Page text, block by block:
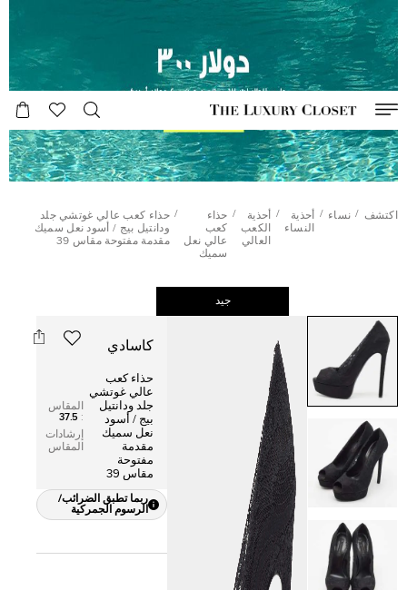
اكتشف / نساء /
أحذية
النساء
/
أحذية
الكعب
العالي
/ حذاء
كعب
عالي نعل
سميك
/ حذاء كعب عالي غوتشي جلد
ودانتيل بيج / أسود نعل سميك
مقدمة مفتوحة مقاس 39
جيد
كاسادي
حذاء كعب
عالي غوتشي
جلد ودانتيل
بيج / أسود
نعل سميك
مقدمة
مفتوحة
مقاس 39
المقاس
:
37.5
إرشادات
المقاس
ربما تطبق الضرائب/
الرسوم الجمركية